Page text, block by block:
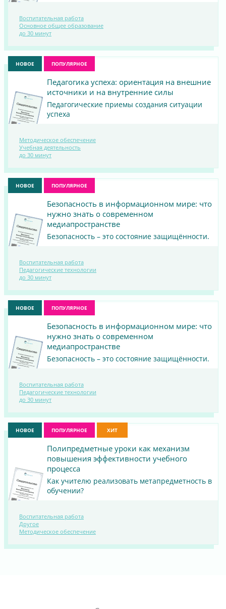
Воспитательная работа
Основное общее образование
до 30 минут
НОВОЕ ПОПУЛЯРНОЕ
ПОСМОТРЕТЬ
Педагогика успеха: ориентация на внешние
источники и на внутренние силы
Педагогические приемы создания ситуации
успеха
Методическое обеспечение
Учебная деятельность
до 30 минут
НОВОЕ ПОПУЛЯРНОЕ
Безопасность в информационном мире: что
нужно знать о современном
медиапространстве
Безопасность – это состояние защищённости.
Воспитательная работа
Педагогические технологии
до 30 минут
НОВОЕ ПОПУЛЯРНОЕ
Безопасность в информационном мире: что
нужно знать о современном
медиапространстве
Безопасность – это состояние защищённости.
Воспитательная работа
Педагогические технологии
до 30 минут
НОВОЕ ПОПУЛЯРНОЕ ХИТ
МАТЕРИАЛ
Полипредметные уроки как механизм
повышения эффективности учебного
процесса
Как учителю реализовать метапредметность в
обучении?
Воспитательная работа
Другое
Методическое обеспечение